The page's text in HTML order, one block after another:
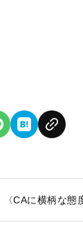
〈CAに横柄な